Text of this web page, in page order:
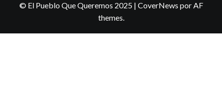
© El Pueblo Que Queremos 2025 | CoverNews por AF
themes.